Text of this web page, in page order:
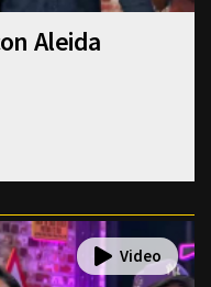
Aleida